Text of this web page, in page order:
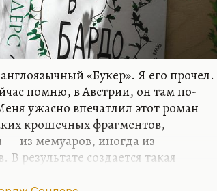
«Букер». Я его прочел.
помню, в Австрии, он там по-
ужасно впечатлил этот роман
крошечных фрагментов,
из мемуаров, иногда из
результате создается такая